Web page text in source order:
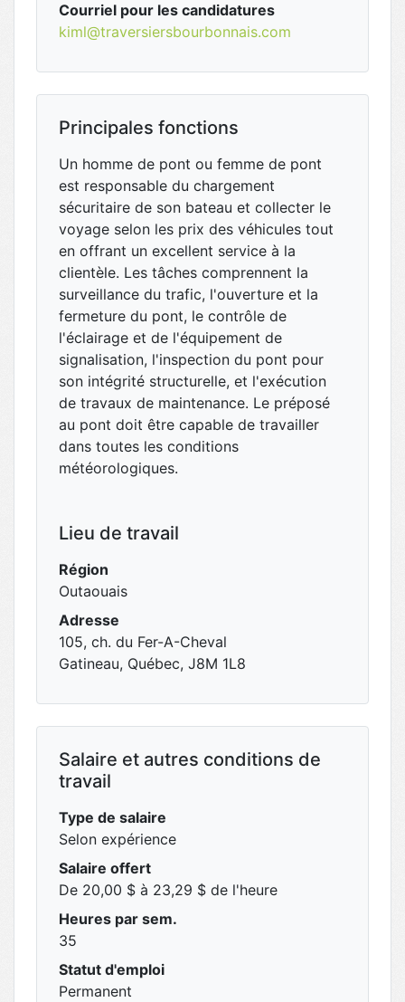
Courriel pour les candidatures
kiml@traversiersbourbonnais.com
Principales fonctions
Un homme de pont ou femme de pont
est responsable du chargement
sécuritaire de son bateau et collecter le
voyage selon les prix des véhicules tout
en offrant un excellent service à la
clientèle. Les tâches comprennent la
surveillance du trafic, l'ouverture et la
fermeture du pont, le contrôle de
l'éclairage et de l'équipement de
signalisation, l'inspection du pont pour
son intégrité structurelle, et l'exécution
de travaux de maintenance. Le préposé
au pont doit être capable de travailler
dans toutes les conditions
météorologiques.
Lieu de travail
Région
Outaouais
Adresse
105, ch. du Fer-A-Cheval
Gatineau, Québec, J8M 1L8
Salaire et autres conditions de
travail
Type de salaire
Selon expérience
Salaire offert
De 20,00 $ à 23,29 $ de l'heure
Heures par sem.
35
Statut d'emploi
Permanent